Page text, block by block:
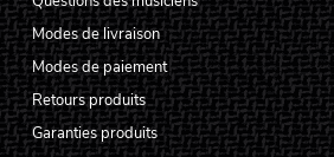
Modes de livraison
Modes de paiement
Retours produits
Garanties produits